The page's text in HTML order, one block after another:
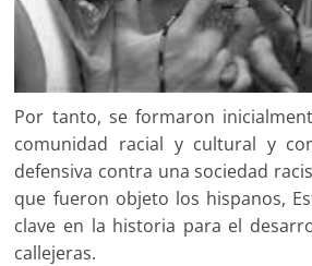
Por tanto, se formaron
comunidad racial y cultural y
defensiva contra una sociedad
que fueron objeto los hispanos,
clave en la historia para el
callejeras.